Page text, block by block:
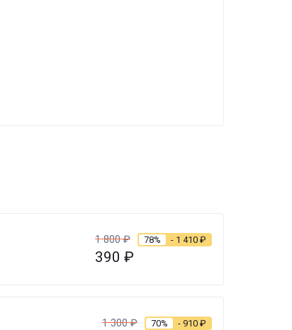
1 800₽ 78% - 1 410 ₽
390 ₽
1 300₽ 70% - 910 ₽